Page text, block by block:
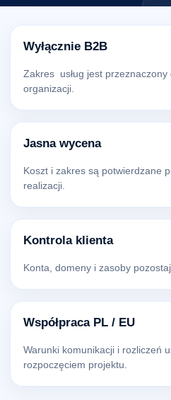
Wyłącznie B2B
Zakres usług jest
organizacji.
Jasna wycena
Koszt i zakres są potwierdzane
realizacji.
Kontrola klienta
Konta, domeny i zasoby
Współpraca PL / EU
Warunki komunikacji i rozliczeń
rozpoczęciem projektu.